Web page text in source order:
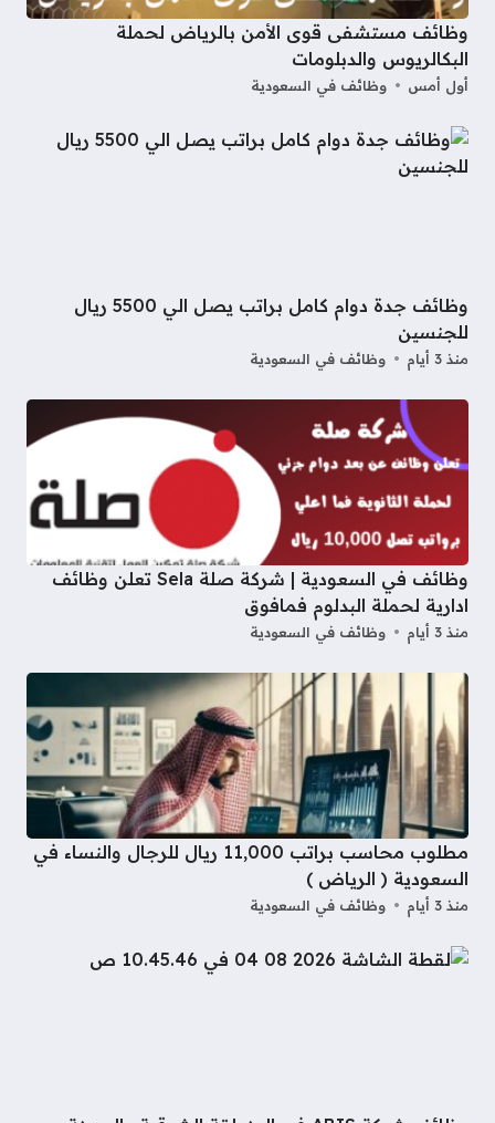
وظائف مستشفى قوى الأمن بالرياض لحملة
البكالريوس والدبلومات
أول أمس وظائف في السعودية
وظائف جدة دوام كامل براتب يصل الي 5500 ريال
للجنسين
منذ 3 أيام وظائف في السعودية
وظائف في السعودية | شركة صلة Sela تعلن وظائف
ادارية لحملة البدلوم فمافوق
منذ 3 أيام وظائف في السعودية
مطلوب محاسب براتب 11,000 ريال للرجال والنساء في
السعودية ( الرياض )
منذ 3 أيام وظائف في السعودية